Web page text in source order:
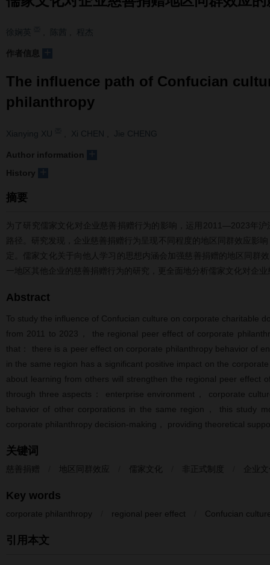
徐娴英 陈茜 程杰
作者信息
The influence path of Confucian
philanthropy
Xianying XU Xi CHEN Jie CHENG
Author information
History
摘要
为了研究儒家文化对企业慈善捐赠行为的影响，运用2011—2023年
路径。研究发现，企业慈善捐赠行为呈现不同程度的地区同群效应影
定。儒家文化关于向他人学习的思想内涵会加强慈善捐赠的地区同
一地区其他企业的慈善捐赠行为的研究，更全面地分析儒家文化对企
Abstract
To study the influence of Confucian culture on corporate charitable
from 2011 to 2023， the regional peer effect of corporate
that： there is a peer effect on corporate philanthropy behavior of
in the same region has a significant positive impact on the
about learning from others will strengthen the regional peer effect
through three aspects： enterprise environment， corporate
behavior of other corporations in the same region， this study
corporate philanthropy decision-making， providing theoretical
关键词
慈善捐赠 地区同群效应 儒家文化 非正式制度 企业
Key words
corporate philanthropy regional peer effect Confucian
引用本文